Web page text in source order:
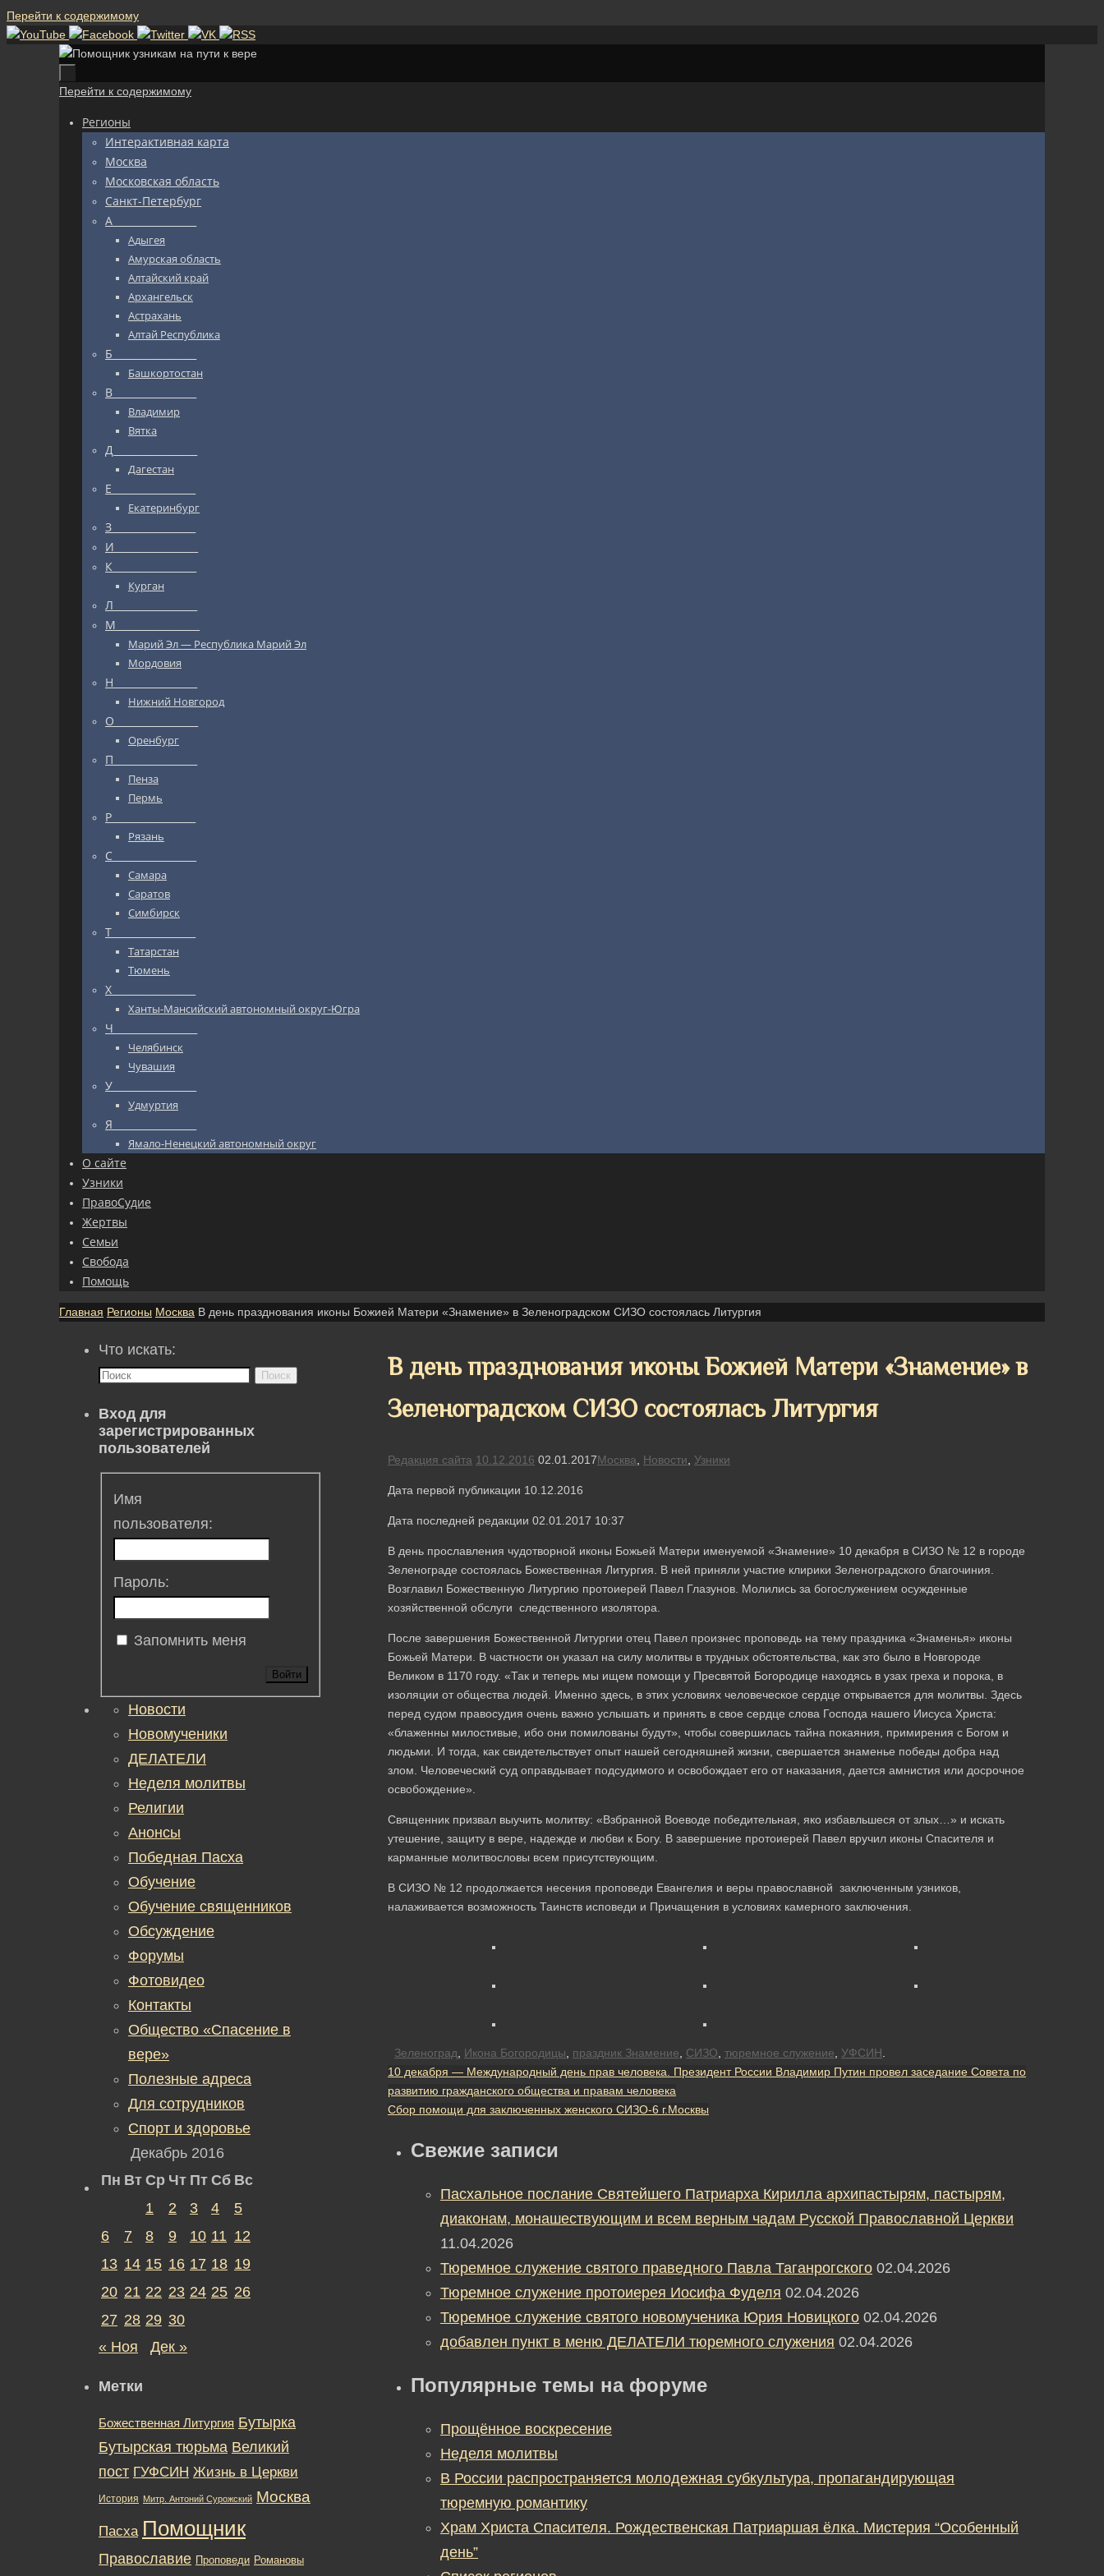
Перейти к содержимому
Перейти к содержимому
Регионы
Интерактивная карта
Москва
Московская область
Санкт-Петербург
А_________________
Адыгея
Амурская область
Алтайский край
Архангельск
Астрахань
Алтай Республика
Б_________________
Башкортостан
В_________________
Владимир
Вятка
Д_________________
Дагестан
Е_________________
Екатеринбург
З_________________
И_________________
К_________________
Курган
Л_________________
М_________________
Марий Эл — Республика Марий Эл
Мордовия
Н_________________
Нижний Новгород
О_________________
Оренбург
П_________________
Пенза
Пермь
Р_________________
Рязань
С_________________
Самара
Саратов
Симбирск
Т_________________
Татарстан
Тюмень
Х_________________
Ханты-Мансийский автономный округ-Югра
Ч_________________
Челябинск
Чувашия
У_________________
Удмуртия
Я_________________
Ямало-Ненецкий автономный округ
О сайте
Узники
ПравоСудие
Жертвы
Семьи
Свобода
Помощь
Главная Регионы Москва В день празднования иконы Божией Матери «Знамение» в Зеленоградском СИЗО состоялась Литургия
В день празднования иконы Божией Матери «Знамение» в
Зеленоградском СИЗО состоялась Литургия
Редакция сайта 10.12.2016 02.01.2017Москва Новости Узники
Дата первой публикации 10.12.2016
Дата последней редакции 02.01.2017 10:37
В день прославления чудотворной иконы Божьей Матери именуемой «Знамение» 10 декабря в СИЗО № 12 в городе
Зеленограде состоялась Божественная Литургия. В ней приняли участие клирики Зеленоградского благочиния.
Возглавил Божественную Литургию протоиерей Павел Глазунов. Молились за богослужением осужденные
хозяйственной обслуги следственного изолятора.
После завершения Божественной Литургии отец Павел произнес проповедь на тему праздника «Знаменья» иконы
Божьей Матери. В частности он указал на силу молитвы в трудных обстоятельства, как это было в Новгороде
Великом в 1170 году. «Так и теперь мы ищем помощи у Пресвятой Богородице находясь в узах греха и порока, в
изоляции от общества людей. Именно здесь, в этих условиях человеческое сердце открывается для молитвы. Здесь
перед судом правосудия очень важно услышать и принять в свое сердце слова Господа нашего Иисуса Христа:
«блаженны милостивые, ибо они помилованы будут», чтобы совершилась тайна покаяния, примирения с Богом и
людьми. И тогда, как свидетельствует опыт нашей сегодняшней жизни, свершается знаменье победы добра над
злом. Человеческий суд оправдывает подсудимого и освобождает его от наказания, дается амнистия или досрочное
освобождение».
Священник призвал выучить молитву: «Взбранной Воеводе победительная, яко избавльшеся от злых…» и искать
утешение, защиту в вере, надежде и любви к Богу. В завершение протоиерей Павел вручил иконы Спасителя и
карманные молитвословы всем присутствующим.
В СИЗО № 12 продолжается несения проповеди Евангелия и веры православной заключенным узников,
налаживается возможность Таинств исповеди и Причащения в условиях камерного заключения.
Зеленоград Икона Богородицы праздник Знамение СИЗО тюремное служение УФСИН
10 декабря — Международный день прав человека. Президент России Владимир Путин провел заседание Совета по
развитию гражданского общества и правам человека
Сбор помощи для заключенных женского СИЗО-6 г.Москвы
Свежие записи
Пасхальное послание Святейшего Патриарха Кирилла архипастырям, пастырям,
диаконам, монашествующим и всем верным чадам Русской Православной Церкви
11.04.2026
Тюремное служение святого праведного Павла Таганрогского 02.04.2026
Тюремное служение протоиерея Иосифа Фуделя 02.04.2026
Тюремное служение святого новомученика Юрия Новицкого 02.04.2026
добавлен пункт в меню ДЕЛАТЕЛИ тюремного служения 02.04.2026
Популярные темы на форуме
Прощённое воскресение
Неделя молитвы
В России распространяется молодежная субкультура, пропагандирующая
тюремную романтику
Храм Христа Спасителя. Рождественская Патриаршая ёлка. Мистерия “Особенный
день”
Что искать:
Поиск
Вход для
зарегистрированных
пользователей
Имя
пользователя:
Пароль:
Запомнить меня
Войти
Новости
Новомученики
ДЕЛАТЕЛИ
Неделя молитвы
Религии
Анонсы
Победная Пасха
Обучение
Обучение священников
Обсуждение
Форумы
Фотовидео
Контакты
Общество «Спасение в
вере»
Полезные адреса
Для сотрудников
Спорт и здоровье
Декабрь 2016
Пн Вт Ср Чт Пт Сб Вс
1
2 3 4
5
6
7 8 9 10 11 12
13 14 15 16 17 18 19
20 21 22 23 24 25 26
27 28 29 30
« Ноя
Дек »
Метки
Божественная Литургия Бутырка
Бутырская тюрьма Великий
пост ГУФСИН Жизнь в Церкви
История Митр. Антоний Сурожский Москва
Пасха Помощник
Православие Проповеди Романовы